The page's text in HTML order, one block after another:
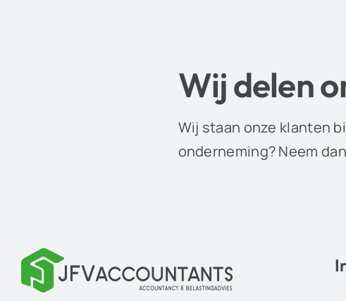
Wij delen
Wij staan onze klanten
onderneming? Neem